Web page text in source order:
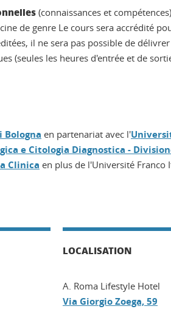
(connaissances et
de genre Le cours sera accrédité
il ne sera pas possible de
(seules les heures d'entrée et de
en partenariat avec l'
e Citologia Diagnostica -
Clinica en plus de l'Université Franco
LOCALISATION
A. Roma Lifestyle Hotel
Via Giorgio Zoega, 59